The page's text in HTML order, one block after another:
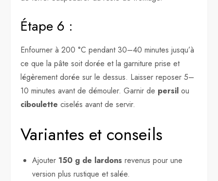
Étape 6 :
Enfourner à 200 °C pendant 30–40 minutes jusqu’à
ce que la pâte soit dorée et la garniture prise et
légèrement dorée sur le dessus. Laisser reposer 5–
10 minutes avant de démouler. Garnir de persil ou
ciboulette ciselés avant de servir.
Variantes et conseils
Ajouter 150 g de lardons revenus pour une
version plus rustique et salée.